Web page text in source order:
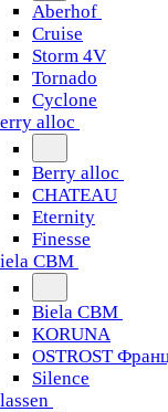
Aberhof
Cruise
Storm 4V
Tornado
Сyclone
alloc
Berry alloc
CHATEAU
Eternity
Finesse
CBM
Biela CBM
KORUNA
OSTROST
Silence